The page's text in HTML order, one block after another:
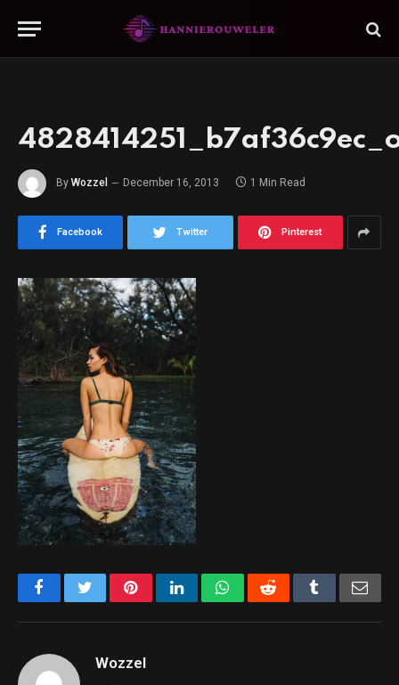
By Wozzel December 16, 2013 1 Min Read
Facebook Twitter Pinterest
FacebookTwitterPinterestLinkedInWhatsAppReddit Tumblr
Wozzel